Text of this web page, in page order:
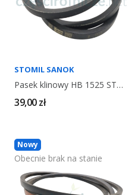
STOMIL SANOK
Pasek klinowy HB 1525 STOMIL SANOK
39,00 zł
Nowy
Obecnie brak na stanie